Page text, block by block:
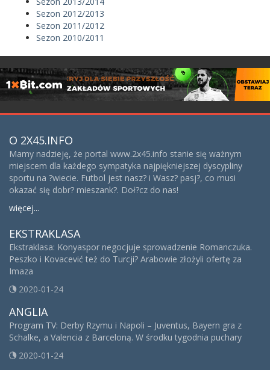
Sezon 2012/2013
Sezon 2011/2012
Sezon 2010/2011
O 2X45.INFO
Mamy nadzieję, że portal www.2x45.info stanie się ważnym
miejscem dla każdego sympatyka najpiękniejszej dyscypliny
sportu na ?wiecie. Futbol jest nasz? i Wasz? pasj?, co musi
okazać się dobr? mieszank?. Doł?cz do nas!
więcej...
EKSTRAKLASA
Ekstraklasa: Konyaspor negocjuje sprowadzenie Romanczuka.
Peszko i Kovacević też do Turcji? Arabowie złożyli ofertę za
Imaza
2020-01-24
ANGLIA
Program TV: Derby Rzymu i Napoli – Juventus, Bayern gra z
Schalke, a Valencia z Barceloną. W środku tygodnia puchary
2020-01-24